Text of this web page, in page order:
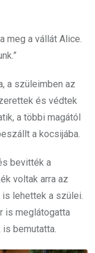
meg a vállát Alice.
a szüleimben az
és védtek
a többi magától
a kocsijába.
bevitték a
voltak arra az
lehettek a szülei.
is meglátogatta
bemutatta.